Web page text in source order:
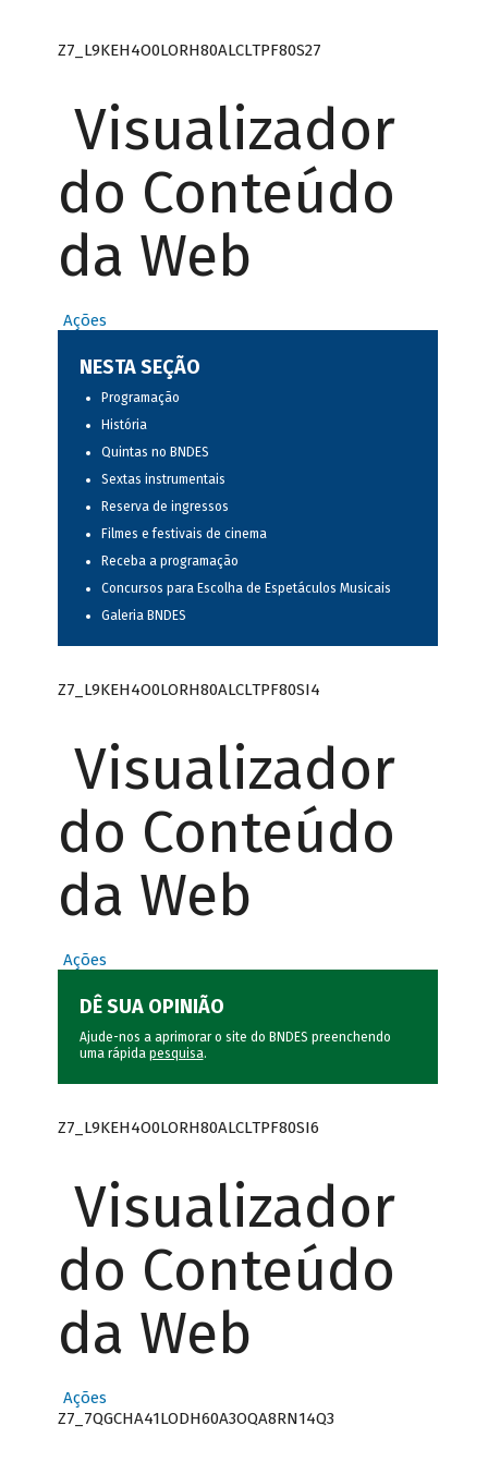
Z7_L9KEH4O0LORH80ALCLTPF80S27
Visualizador
do Conteúdo
da Web
Ações
NESTA SEÇÃO
Programação
História
Quintas no BNDES
Sextas instrumentais
Reserva de ingressos
Filmes e festivais de cinema
Receba a programação
Concursos para Escolha de Espetáculos Musicais
Galeria BNDES
Z7_L9KEH4O0LORH80ALCLTPF80SI4
Visualizador
do Conteúdo
da Web
Ações
DÊ SUA OPINIÃO
Ajude-nos a aprimorar o site do BNDES preenchendo
uma rápida pesquisa.
Z7_L9KEH4O0LORH80ALCLTPF80SI6
Visualizador
do Conteúdo
da Web
Ações
Z7_7QGCHA41LODH60A3OQA8RN14Q3